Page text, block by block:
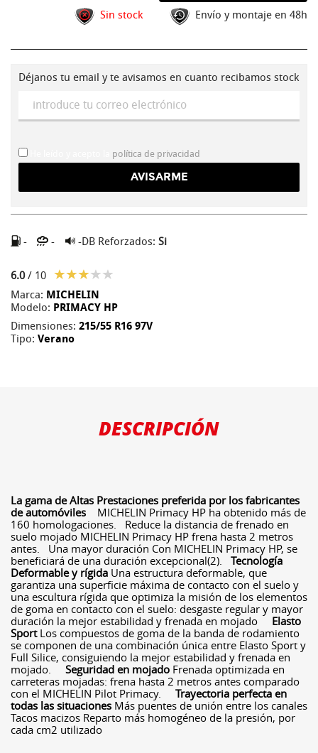
Sin stock Envío y montaje en 48h
Déjanos tu email y te avisamos en cuanto recibamos stock
política de privacidad
- - -DB Reforzados: Si
6.0/ 10
Marca: MICHELIN
Modelo: PRIMACY HP
Dimensiones: 215/55 R16 97V
Tipo: Verano
DESCRIPCIÓN
La gama de Altas Prestaciones preferida por los fabricantes
de automóviles
MICHELIN Primacy HP ha obtenido más de
160 homologaciones. Reduce la distancia de frenado en
suelo mojado MICHELIN Primacy HP frena hasta 2 metros
antes. Una mayor duración Con MICHELIN Primacy HP, se
beneficiará de una duración excepcional(2). Tecnología
Deformable y rígida Una estructura deformable, que
garantiza una superficie máxima de contacto con el suelo y
una escultura rígida que optimiza la misión de los elementos
de goma en contacto con el suelo: desgaste regular y mayor
duración la mejor estabilidad y frenada en mojado Elasto
SportLos compuestos de goma de la banda de rodamiento
se componen de una combinación única entre Elasto Sport y
Full Silice, consiguiendo la mejor estabilidad y frenada en
mojado. Seguridad en mojado Frenada optimizada en
carreteras mojadas: frena hasta 2 metros antes comparado
con el MICHELIN Pilot Primacy. Trayectoria perfecta en
todas las situaciones Más puentes de unión entre los canales
Tacos macizos Reparto más homogéneo de la presión, por
cada cm2 utilizado